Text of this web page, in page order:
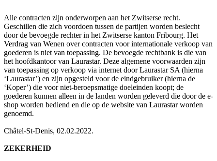
Alle contracten zijn onderworpen aan het Zwitserse recht.
Geschillen die zich voordoen tussen de partijen worden beslecht
door de bevoegde rechter in het Zwitserse kanton Fribourg. Het
Verdrag van Wenen over contracten voor internationale verkoop van
goederen is niet van toepassing. De bevoegde rechtbank is die van
het hoofdkantoor van Laurastar. Deze algemene voorwaarden zijn
van toepassing op verkoop via internet door Laurastar SA (hierna
‘Laurastar’) en zijn opgesteld voor de eindgebruiker (hierna de
‘Koper’) die voor niet-beroepsmatige doeleinden koopt; de
goederen kunnen alleen in de landen worden geleverd die door de e-
shop worden bediend en die op de website van Laurastar worden
genoemd.
Châtel-St-Denis, 02.02.2022.
ZEKERHEID